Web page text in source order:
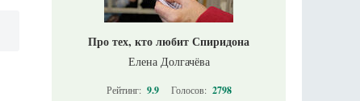
Про тех, кто любит Спиридона
Елена Долгачёва
Рейтинг: 9.9 Голосов: 2798